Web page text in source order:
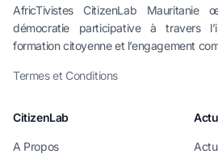
AfricTivistes CitizenLab
démocratie participative à travers
formation citoyenne et l’engagement
Termes et Conditions
CitizenLab
A Propos